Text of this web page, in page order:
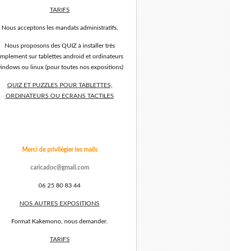
TARIFS
Nous acceptons les mandats administratifs.
Nous proposons des QUIZ à installer très
sur tablettes android et ordinateurs
ou linux (pour toutes nos expositions)
QUIZ ET PUZZLES POUR TABLETTES,
ORDINATEURS OU ECRANS TACTILES
Merci de privilégier les mails
caricadoc@gmail.com
06 25 80 83 44
NOS AUTRES EXPOSITIONS
Format Kakemono, nous demander.
TARIFS